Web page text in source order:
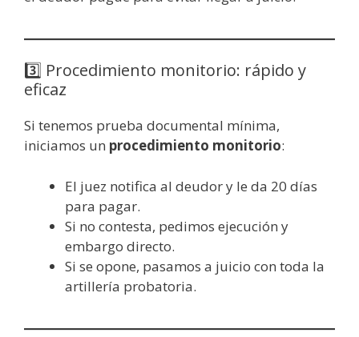
3️⃣ Procedimiento monitorio: rápido y
eficaz
Si tenemos prueba documental mínima,
iniciamos un procedimiento monitorio:
El juez notifica al deudor y le da 20 días
para pagar.
Si no contesta, pedimos ejecución y
embargo directo.
Si se opone, pasamos a juicio con toda la
artillería probatoria.